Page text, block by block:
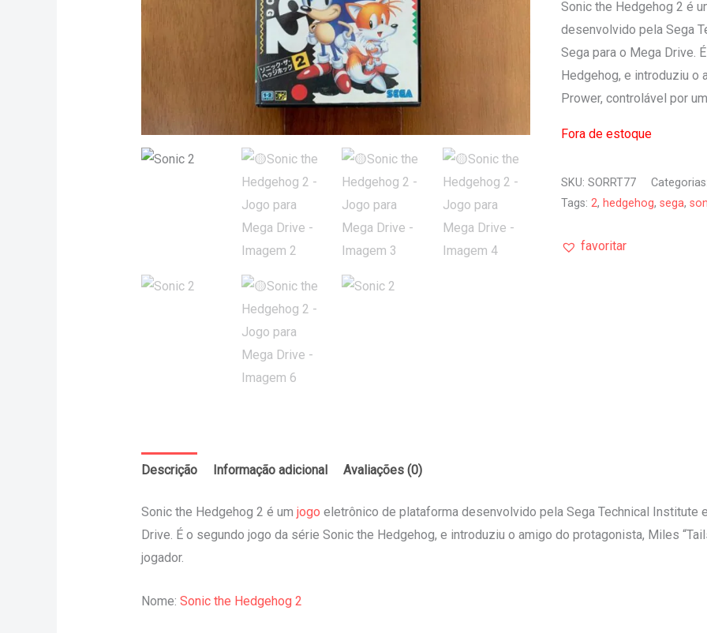
Sonic the Hedgehog 2 é
desenvolvido pela Sega
Sega para o Mega Drive.
Hedgehog, e introduziu o
Prower, controlável por
Fora de estoque
SKU:SORRT77
Tags:2, hedgehog,sega,
favoritar
Descrição Informação adicional Avaliações (0)
Sonic the Hedgehog 2 é um jogo eletrônico de plataforma desenvolvido pela Sega Technical Institute
Drive. É o segundo jogo da série Sonic the Hedgehog, e introduziu o amigo do protagonista, Miles
jogador.
Nome: Sonic the Hedgehog 2